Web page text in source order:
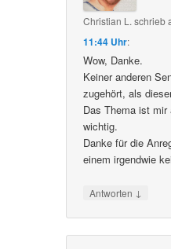
Christian L.schrieb
11:44 Uhr:
Wow, Danke.
Keiner anderen
zugehört, als
Das Thema ist
wichtig.
Danke für die
einem irgendwie
Antworten ↓